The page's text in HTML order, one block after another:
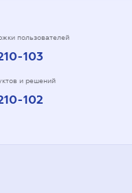
пользователей
103
и решений
102